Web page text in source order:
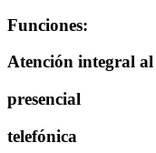
Funciones:
Atención integral al
presencial
telefónica